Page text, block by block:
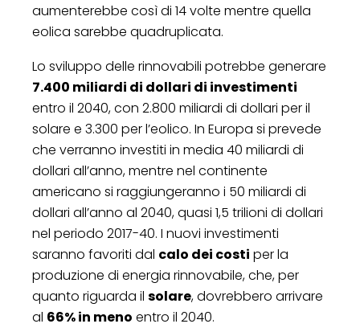
aumenterebbe così di 14 volte mentre quella
eolica sarebbe quadruplicata.
Lo sviluppo delle rinnovabili potrebbe generare
7.400 miliardi di dollari di investimenti
entro il 2040, con 2.800 miliardi di dollari per il
solare e 3.300 per l’eolico. In Europa si prevede
che verranno investiti in media 40 miliardi di
dollari all’anno, mentre nel continente
americano si raggiungeranno i 50 miliardi di
dollari all’anno al 2040, quasi 1,5 trilioni di dollari
nel periodo 2017-40. I nuovi investimenti
saranno favoriti dal calo dei costi per la
produzione di energia rinnovabile, che, per
quanto riguarda il solare, dovrebbero arrivare
al 66% in meno entro il 2040.